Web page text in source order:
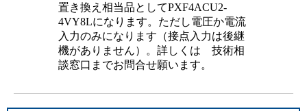
置き換え相当品としてPXF4ACU2-
4VY8Lになります。ただし電圧か電流
入力のみになります（接点入力は後継
機がありません）。詳しくは 技術相
談窓口までお問合せ願います。